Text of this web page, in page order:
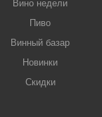
Вино недели
Пиво
Винный базар
Новинки
Скидки